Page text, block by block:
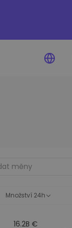
Množství 24h
16.2B €